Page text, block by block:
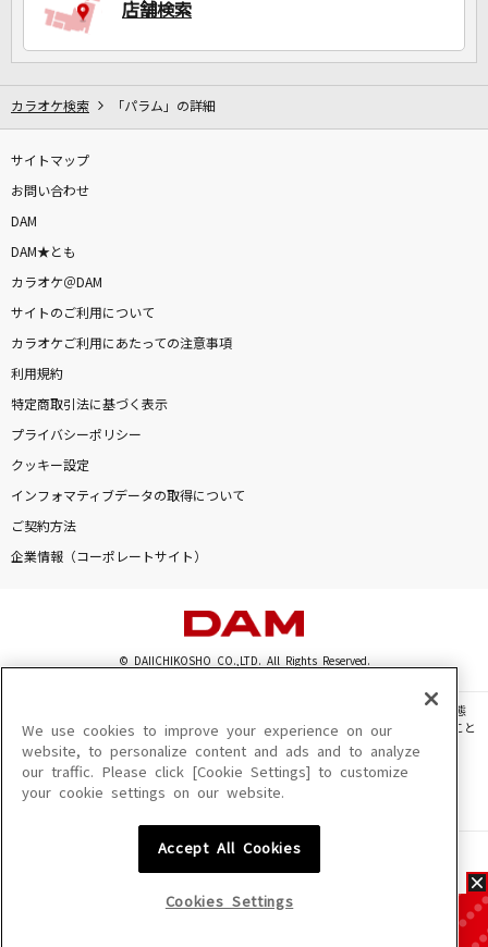
カラオケをもっと楽しもう！
店舗検索
カラオケ検索 「パラム」の詳細
サイトマップ
お問い合わせ
DAM
DAM★とも
カラオケ＠DAM
サイトのご利用について
カラオケご利用にあたっての注意事項
利用規約
特定商取引法に基づく表示
プライバシーポリシー
クッキー設定
インフォマティブデータの取得について
ご契約方法
企業情報（コーポレートサイト）
© DAIICHIKOSHO CO.,LTD. All Rights Reserved.
このサイトに掲載されている一切の文章・画像・写真・動画・音声等を、手段や形態
を問わず、著作権法の定める範囲を超えて無断で複製、転載、ファイル化などすること
を禁じます。
楽曲及びコンテンツは、機種によりご利用いただけない場合があります。
楽曲及びコンテンツの配信日、配信内容が変更になる場合があります。
We use cookies to improve your experience on our
website, to personalize content and ads and to analyze
our traffic. Please click [Cookie Settings] to customize
your cookie settings on our website.
Accept All Cookies
Cookies Settings